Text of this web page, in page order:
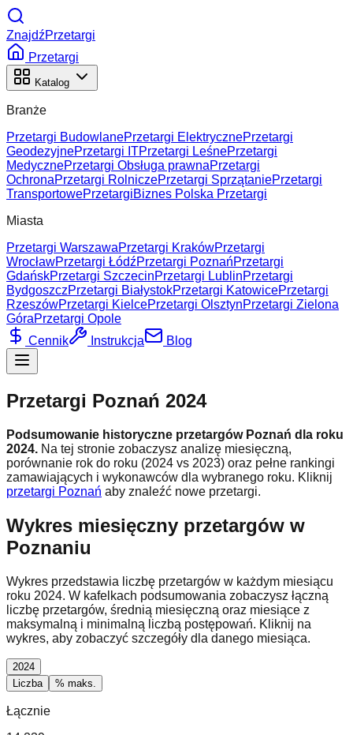
ZnajdźPrzetargi
Przetargi
Katalog
Branże
Przetargi BudowlanePrzetargi ElektrycznePrzetargi
GeodezyjnePrzetargi ITPrzetargi LeśnePrzetargi
MedycznePrzetargi Obsługa prawnaPrzetargi
OchronaPrzetargi RolniczePrzetargi SprzątaniePrzetargi
TransportowePrzetargiBiznes Polska Przetargi
Miasta
Przetargi WarszawaPrzetargi KrakówPrzetargi
WrocławPrzetargi ŁódźPrzetargi PoznańPrzetargi
GdańskPrzetargi SzczecinPrzetargi LublinPrzetargi
BydgoszczPrzetargi BiałystokPrzetargi KatowicePrzetargi
RzeszówPrzetargi KielcePrzetargi OlsztynPrzetargi Zielona
GóraPrzetargi Opole
Cennik
Instrukcja Blog
Przetargi Poznań 2024
Podsumowanie historyczne przetargów Poznań dla roku
2024. Na tej stronie zobaczysz analizę miesięczną,
porównanie rok do roku (2024 vs 2023) oraz pełne rankingi
zamawiających i wykonawców dla wybranego roku. Kliknij
przetargi Poznań aby znaleźć nowe przetargi.
Wykres miesięczny przetargów w
Poznaniu
Wykres przedstawia liczbę przetargów w każdym miesiącu
roku 2024. W kafelkach podsumowania zobaczysz łączną
liczbę przetargów, średnią miesięczną oraz miesiące z
maksymalną i minimalną liczbą postępowań. Kliknij na
wykres, aby zobaczyć szczegóły dla danego miesiąca.
2024
Liczba
% maks.
Łącznie